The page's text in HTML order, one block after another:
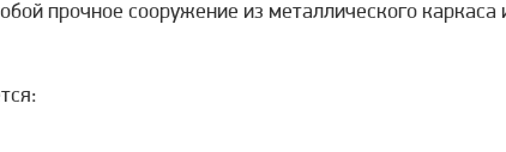
прочное сооружение из металлического